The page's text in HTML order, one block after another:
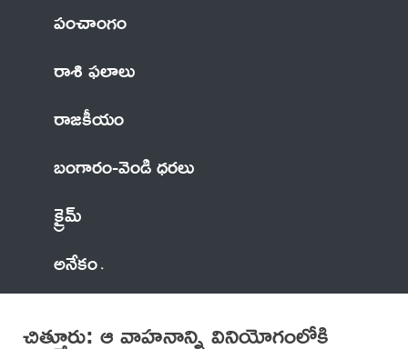
పంచాంగం
రాశి ఫలాలు
రాజకీయం
బంగారం-వెండి ధరలు
క్రైమ్
అనేకం
చిత్తూరు: ఆ వాహనాన్ని వినియోగంలోకి